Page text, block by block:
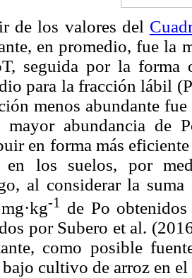
de los valores del
en promedio, fue la
seguida por la
para la fracción lábil
menos abundante
abundancia de
en forma más
en los suelos, por
al considerar la
-1
de Po
por Subero et al.
como posible
bajo cultivo de arroz en